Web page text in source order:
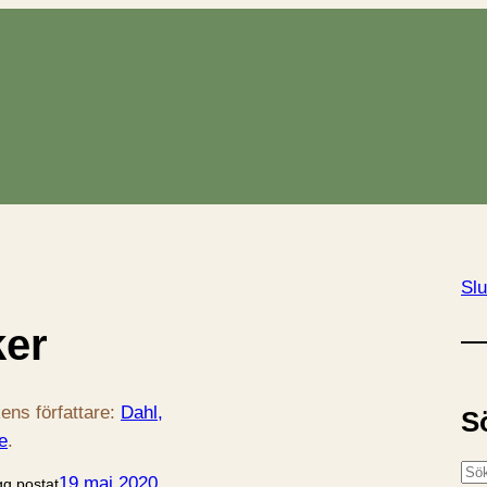
författare: Dahl,
.
postat19 maj 2020
S